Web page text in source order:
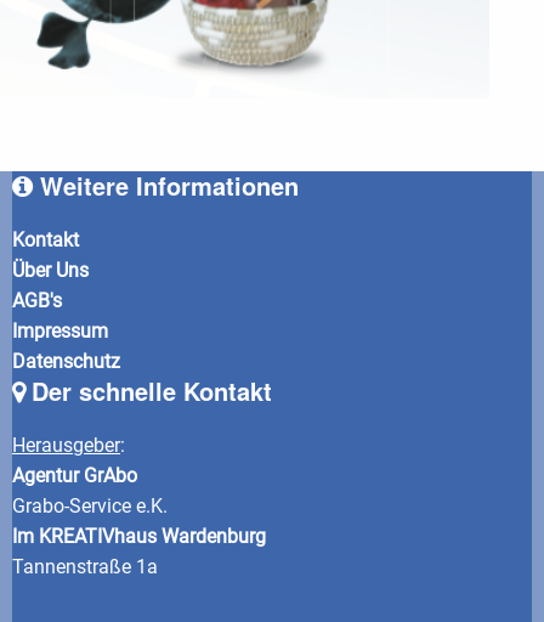
Weitere Informationen
Kontakt
Über Uns
AGB's
Impressum
Datenschutz
Der schnelle Kontakt
Herausgeber:
Agentur GrAbo
Grabo-Service e.K.
Im KREATIVhaus Wardenburg
Tannenstraße 1a